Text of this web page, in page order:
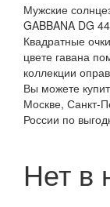
Мужские
GABBANA DG
Квадратные
цвете гавана
коллекции
Вы можете
Москве, Санкт-
России по
Нет в